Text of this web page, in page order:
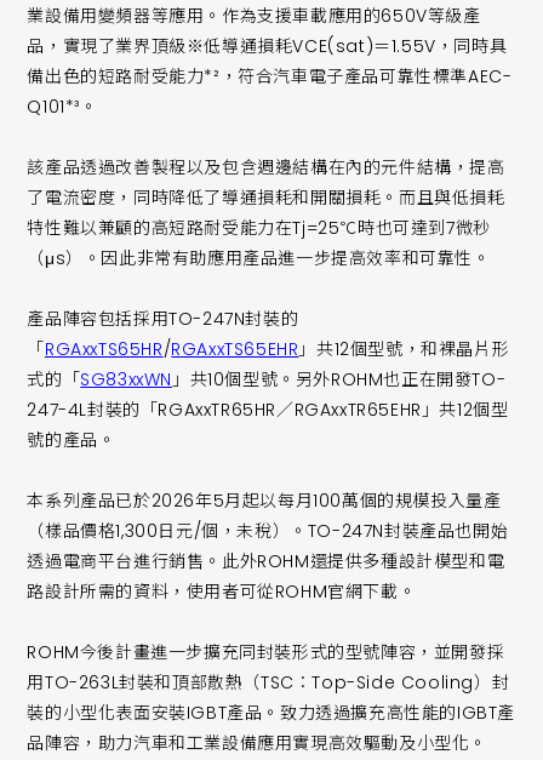
業設備用變頻器等應用。作為支援車載應用的650V等級產
品，實現了業界頂級※低導通損耗VCE(sat)＝1.55V，同時具
備出色的短路耐受能力*²，符合汽車電子產品可靠性標準AEC-
Q101*³。
該產品透過改善製程以及包含週邊結構在內的元件結構，提高
了電流密度，同時降低了導通損耗和開關損耗。而且與低損耗
特性難以兼顧的高短路耐受能力在Tj=25℃時也可達到7微秒
（μs）。因此非常有助應用產品進一步提高效率和可靠性。
產品陣容包括採用TO-247N封裝的
「RGAxxTS65HR/RGAxxTS65EHR」共12個型號，和裸晶片形
式的「SG83xxWN」共10個型號。另外ROHM也正在開發TO-
247-4L封裝的「RGAxxTR65HR／RGAxxTR65EHR」共12個型
號的產品。
本系列產品已於2026年5月起以每月100萬個的規模投入量產
（樣品價格1,300日元/個，未稅）。TO-247N封裝產品也開始
透過電商平台進行銷售。此外ROHM還提供多種設計模型和電
路設計所需的資料，使用者可從ROHM官網下載。
ROHM今後計畫進一步擴充同封裝形式的型號陣容，並開發採
用TO-263L封裝和頂部散熱（TSC：Top-Side Cooling）封
裝的小型化表面安裝IGBT產品。致力透過擴充高性能的IGBT產
品陣容，助力汽車和工業設備應用實現高效驅動及小型化。